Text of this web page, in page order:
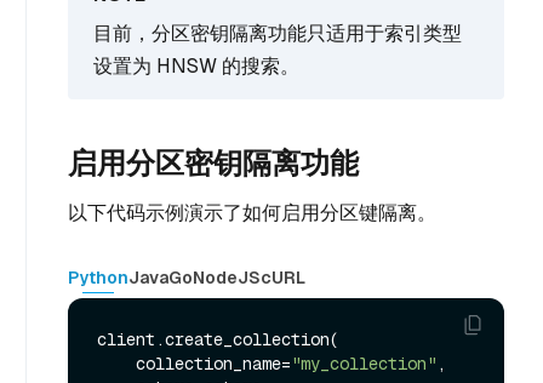
目前，分区密钥隔离功能只适用于索引类型
设置为 HNSW 的搜索。
启用分区密钥隔离功能
以下代码示例演示了如何启用分区键隔离。
PythonJavaGoNodeJScURL
client.create_collection(
    collection_name=
"my_collection" ,